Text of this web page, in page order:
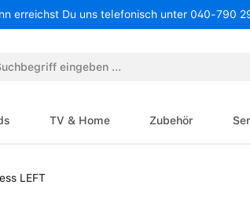
erreichst Du uns telefonisch unter 040-790
TV & Home Zubehör